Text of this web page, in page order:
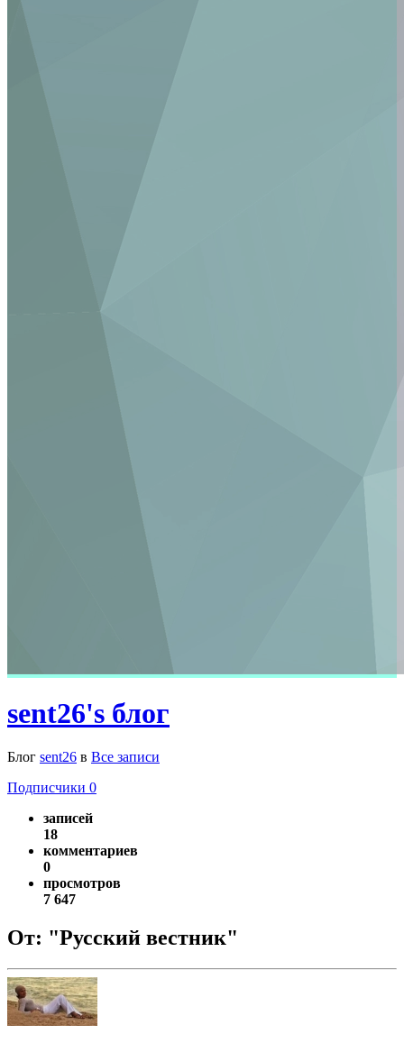
sent26's блог
Блог sent26 в Все записи
Подписчики 0
записей
18
комментариев
0
просмотров
7 647
От: "Русский вестник"